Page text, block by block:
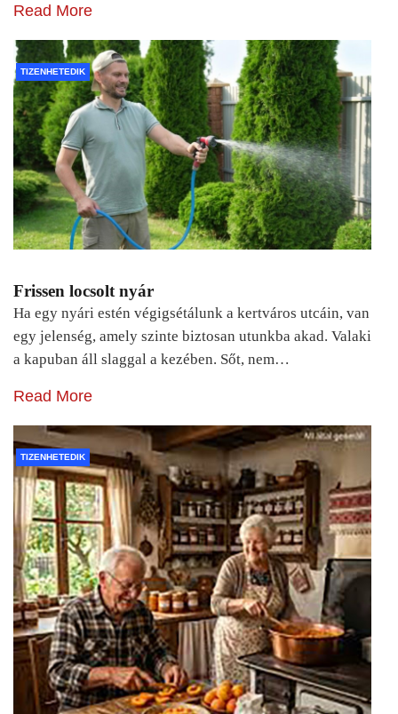
Read More
TIZENHETEDIK
Frissen locsolt nyár
Ha egy nyári estén végigsétálunk a kertváros utcáin, van
egy jelenség, amely szinte biztosan utunkba akad. Valaki
a kapuban áll slaggal a kezében. Sőt, nem…
Read More
TIZENHETEDIK